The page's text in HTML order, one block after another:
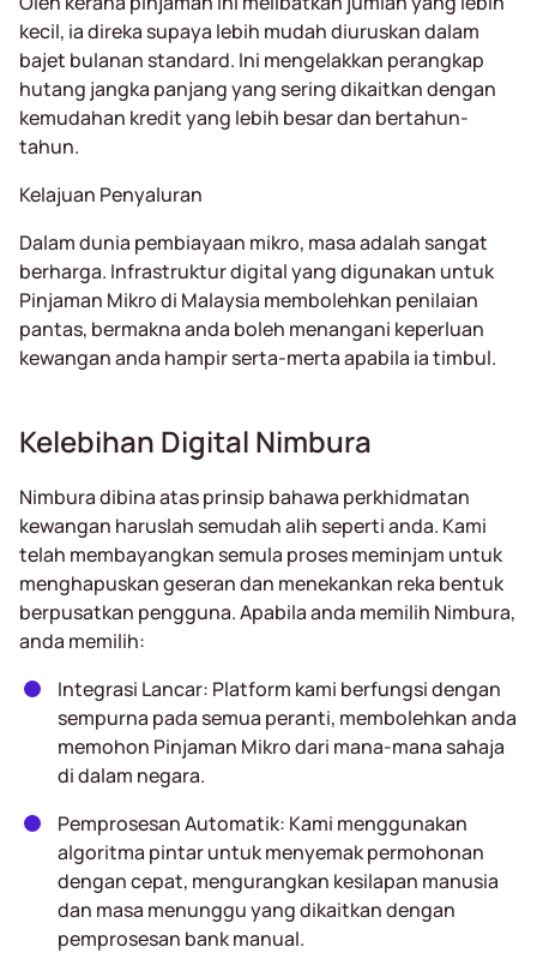
kecil, ia direka supaya lebih mudah diuruskan dalam
bajet bulanan standard. Ini mengelakkan perangkap
hutang jangka panjang yang sering dikaitkan dengan
kemudahan kredit yang lebih besar dan bertahun-
tahun.
Kelajuan Penyaluran
Dalam dunia pembiayaan mikro, masa adalah sangat
berharga. Infrastruktur digital yang digunakan untuk
Pinjaman Mikro di Malaysia membolehkan penilaian
pantas, bermakna anda boleh menangani keperluan
kewangan anda hampir serta-merta apabila ia timbul.
Kelebihan Digital Nimbura
Nimbura dibina atas prinsip bahawa perkhidmatan
kewangan haruslah semudah alih seperti anda. Kami
telah membayangkan semula proses meminjam untuk
menghapuskan geseran dan menekankan reka bentuk
berpusatkan pengguna. Apabila anda memilih Nimbura,
anda memilih:
Integrasi Lancar: Platform kami berfungsi dengan
sempurna pada semua peranti, membolehkan anda
memohon Pinjaman Mikro dari mana-mana sahaja
di dalam negara.
Pemprosesan Automatik: Kami menggunakan
algoritma pintar untuk menyemak permohonan
dengan cepat, mengurangkan kesilapan manusia
dan masa menunggu yang dikaitkan dengan
pemprosesan bank manual.